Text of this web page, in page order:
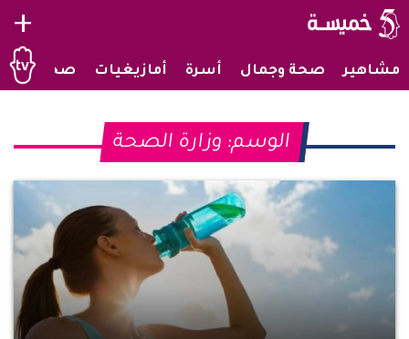
+
مشاهير صحة وجمال أسرة أمازيغيات صحراويات
الوسم:وزارة الصحة